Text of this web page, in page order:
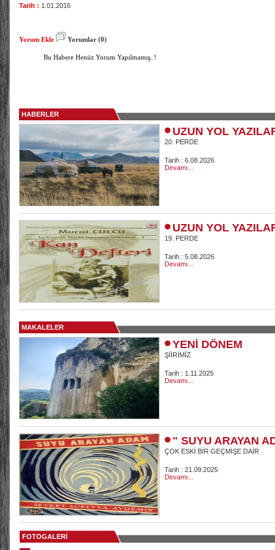
Tarih : 1.01.2016
Yorum Ekle Yorumlar (0)
Bu Habere Henüz Yorum Yapılmamış..!
HABERLER
UZUN YOL
20. PERDE
Tarih : 6.08.2026
Devamı...
UZUN YOL
19. PERDE
Tarih : 5.08.2026
Devamı...
MAKALELER
YENİ DÖNEM
ŞİİRİMİZ
Tarih : 1.11.2025
Devamı...
" SUYU ARAYAN
ÇOK ESKİ BİR GEÇMİŞE DAİR
Tarih : 21.09.2025
Devamı...
FOTOGALERİ